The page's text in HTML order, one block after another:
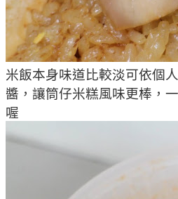
米飯本身味道比較淡可依個
醬，讓筒仔米糕風味更棒，
喔